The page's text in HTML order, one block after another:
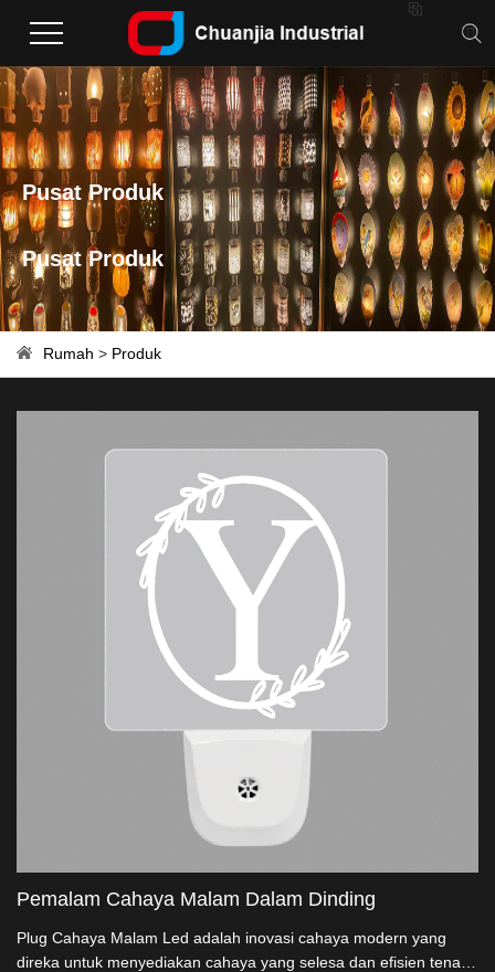

Pusat Produk
Pusat Produk
Rumah > Produk
Pemalam Cahaya Malam Dalam Dinding
Plug Cahaya Malam Led adalah inovasi cahaya modern yang
direka untuk menyediakan cahaya yang selesa dan efisien tenaga